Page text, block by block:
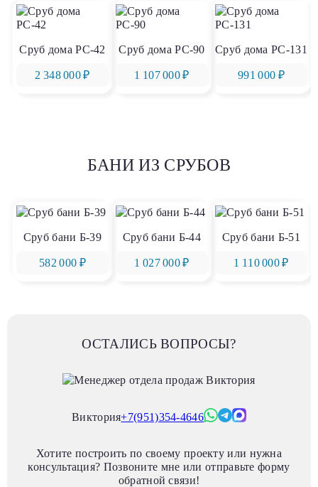
Сруб дома РС-42
2 348 000 ₽
Сруб дома РС-90
1 107 000 ₽
Сруб дома РС-131
991 000 ₽
БАНИ ИЗ СРУБОВ
Сруб бани Б-39
582 000 ₽
Сруб бани Б-44
1 027 000 ₽
Сруб бани Б-51
1 110 000 ₽
ОСТАЛИСЬ ВОПРОСЫ?
Виктория+7(951)354-4646
Хотите построить по своему проекту или нужна
консультация? Позвоните мне или отправьте форму
обратной связи!